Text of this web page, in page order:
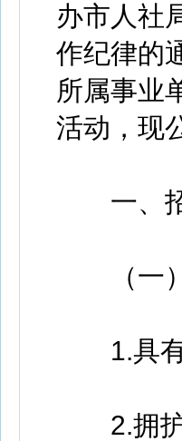
办市人社
作纪律的
所属事业
活动，现
一、招
（一）
1.具有
2.拥护